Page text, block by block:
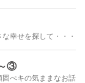
な幸せを探して・・・
③
固ぺキの気ままなお話